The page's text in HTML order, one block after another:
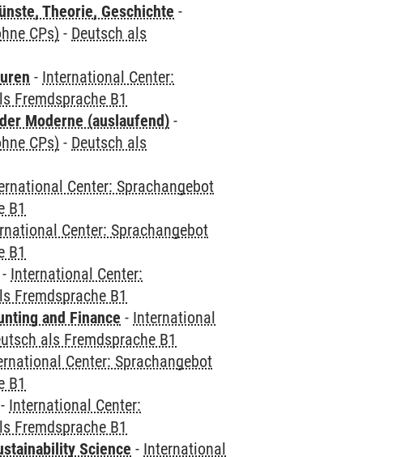
Theorie, Geschichte -
CPs) - Deutsch als
- International Center:
Fremdsprache B1
Moderne (auslaufend) -
CPs) - Deutsch als
Center: Sprachangebot
B1
Center: Sprachangebot
B1
- International Center:
Fremdsprache B1
and Finance - International
als Fremdsprache B1
Center: Sprachangebot
B1
- International Center:
Fremdsprache B1
Science - International